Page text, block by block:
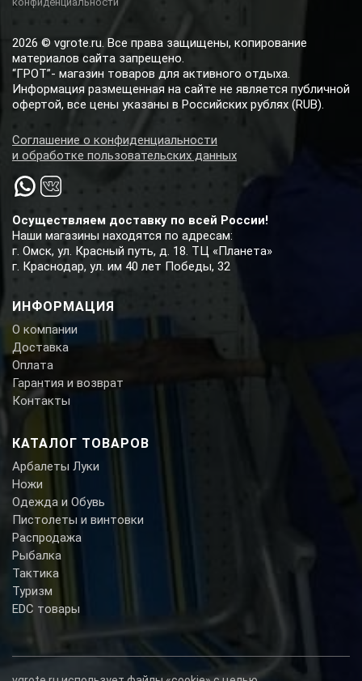
Осуществляем доставку по всей России!
Наши магазины находятся по адресам:
г. Омск, ул. Красный путь, д. 18. ТЦ «Планета»
г. Краснодар, ул. им 40 лет Победы, 32
ИНФОРМАЦИЯ
О компании
Доставка
Оплата
Гарантия и возврат
Контакты
КАТАЛОГ ТОВАРОВ
Арбалеты Луки
Ножи
Одежда и Обувь
Пистолеты и винтовки
Распродажа
Рыбалка
Тактика
Туризм
EDC товары
2026 © vgrote.ru. Все права защищены, копирование
материалов сайта запрещено.
“ГРОТ”- магазин товаров для активного отдыха.
Информация размещенная на сайте не является публичной
офертой, все цены указаны в Российских рублях (RUB).
Соглашение о конфиденциальности
и обработке пользовательских данных